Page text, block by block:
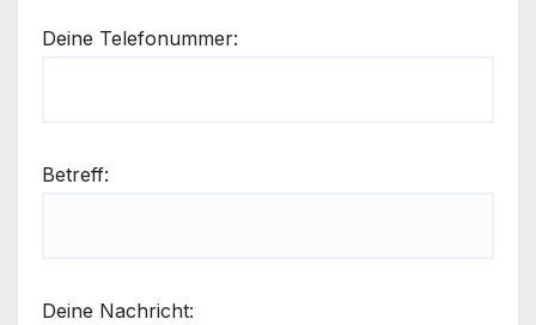
Deine Telefonummer:
Betreff:
Deine Nachricht: